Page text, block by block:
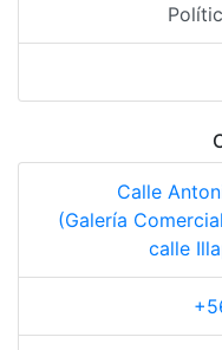
Calle
(Galería
calle